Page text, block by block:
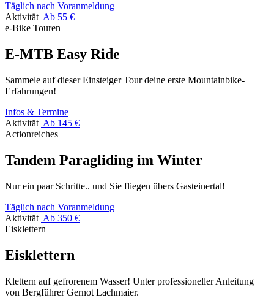
Täglich nach Voranmeldung
Aktivität Ab 55 €
e-Bike Touren
E-MTB Easy Ride
Sammele auf dieser Einsteiger Tour deine erste Mountainbike-
Erfahrungen!
Infos & Termine
Aktivität Ab 145 €
Actionreiches
Tandem Paragliding im Winter
Nur ein paar Schritte.. und Sie fliegen übers Gasteinertal!
Täglich nach Voranmeldung
Aktivität Ab 350 €
Eisklettern
Eisklettern
Klettern auf gefrorenem Wasser! Unter professioneller Anleitung
von Bergführer Gernot Lachmaier.